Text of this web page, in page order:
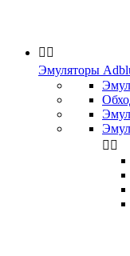
 
Эмуляторы
 